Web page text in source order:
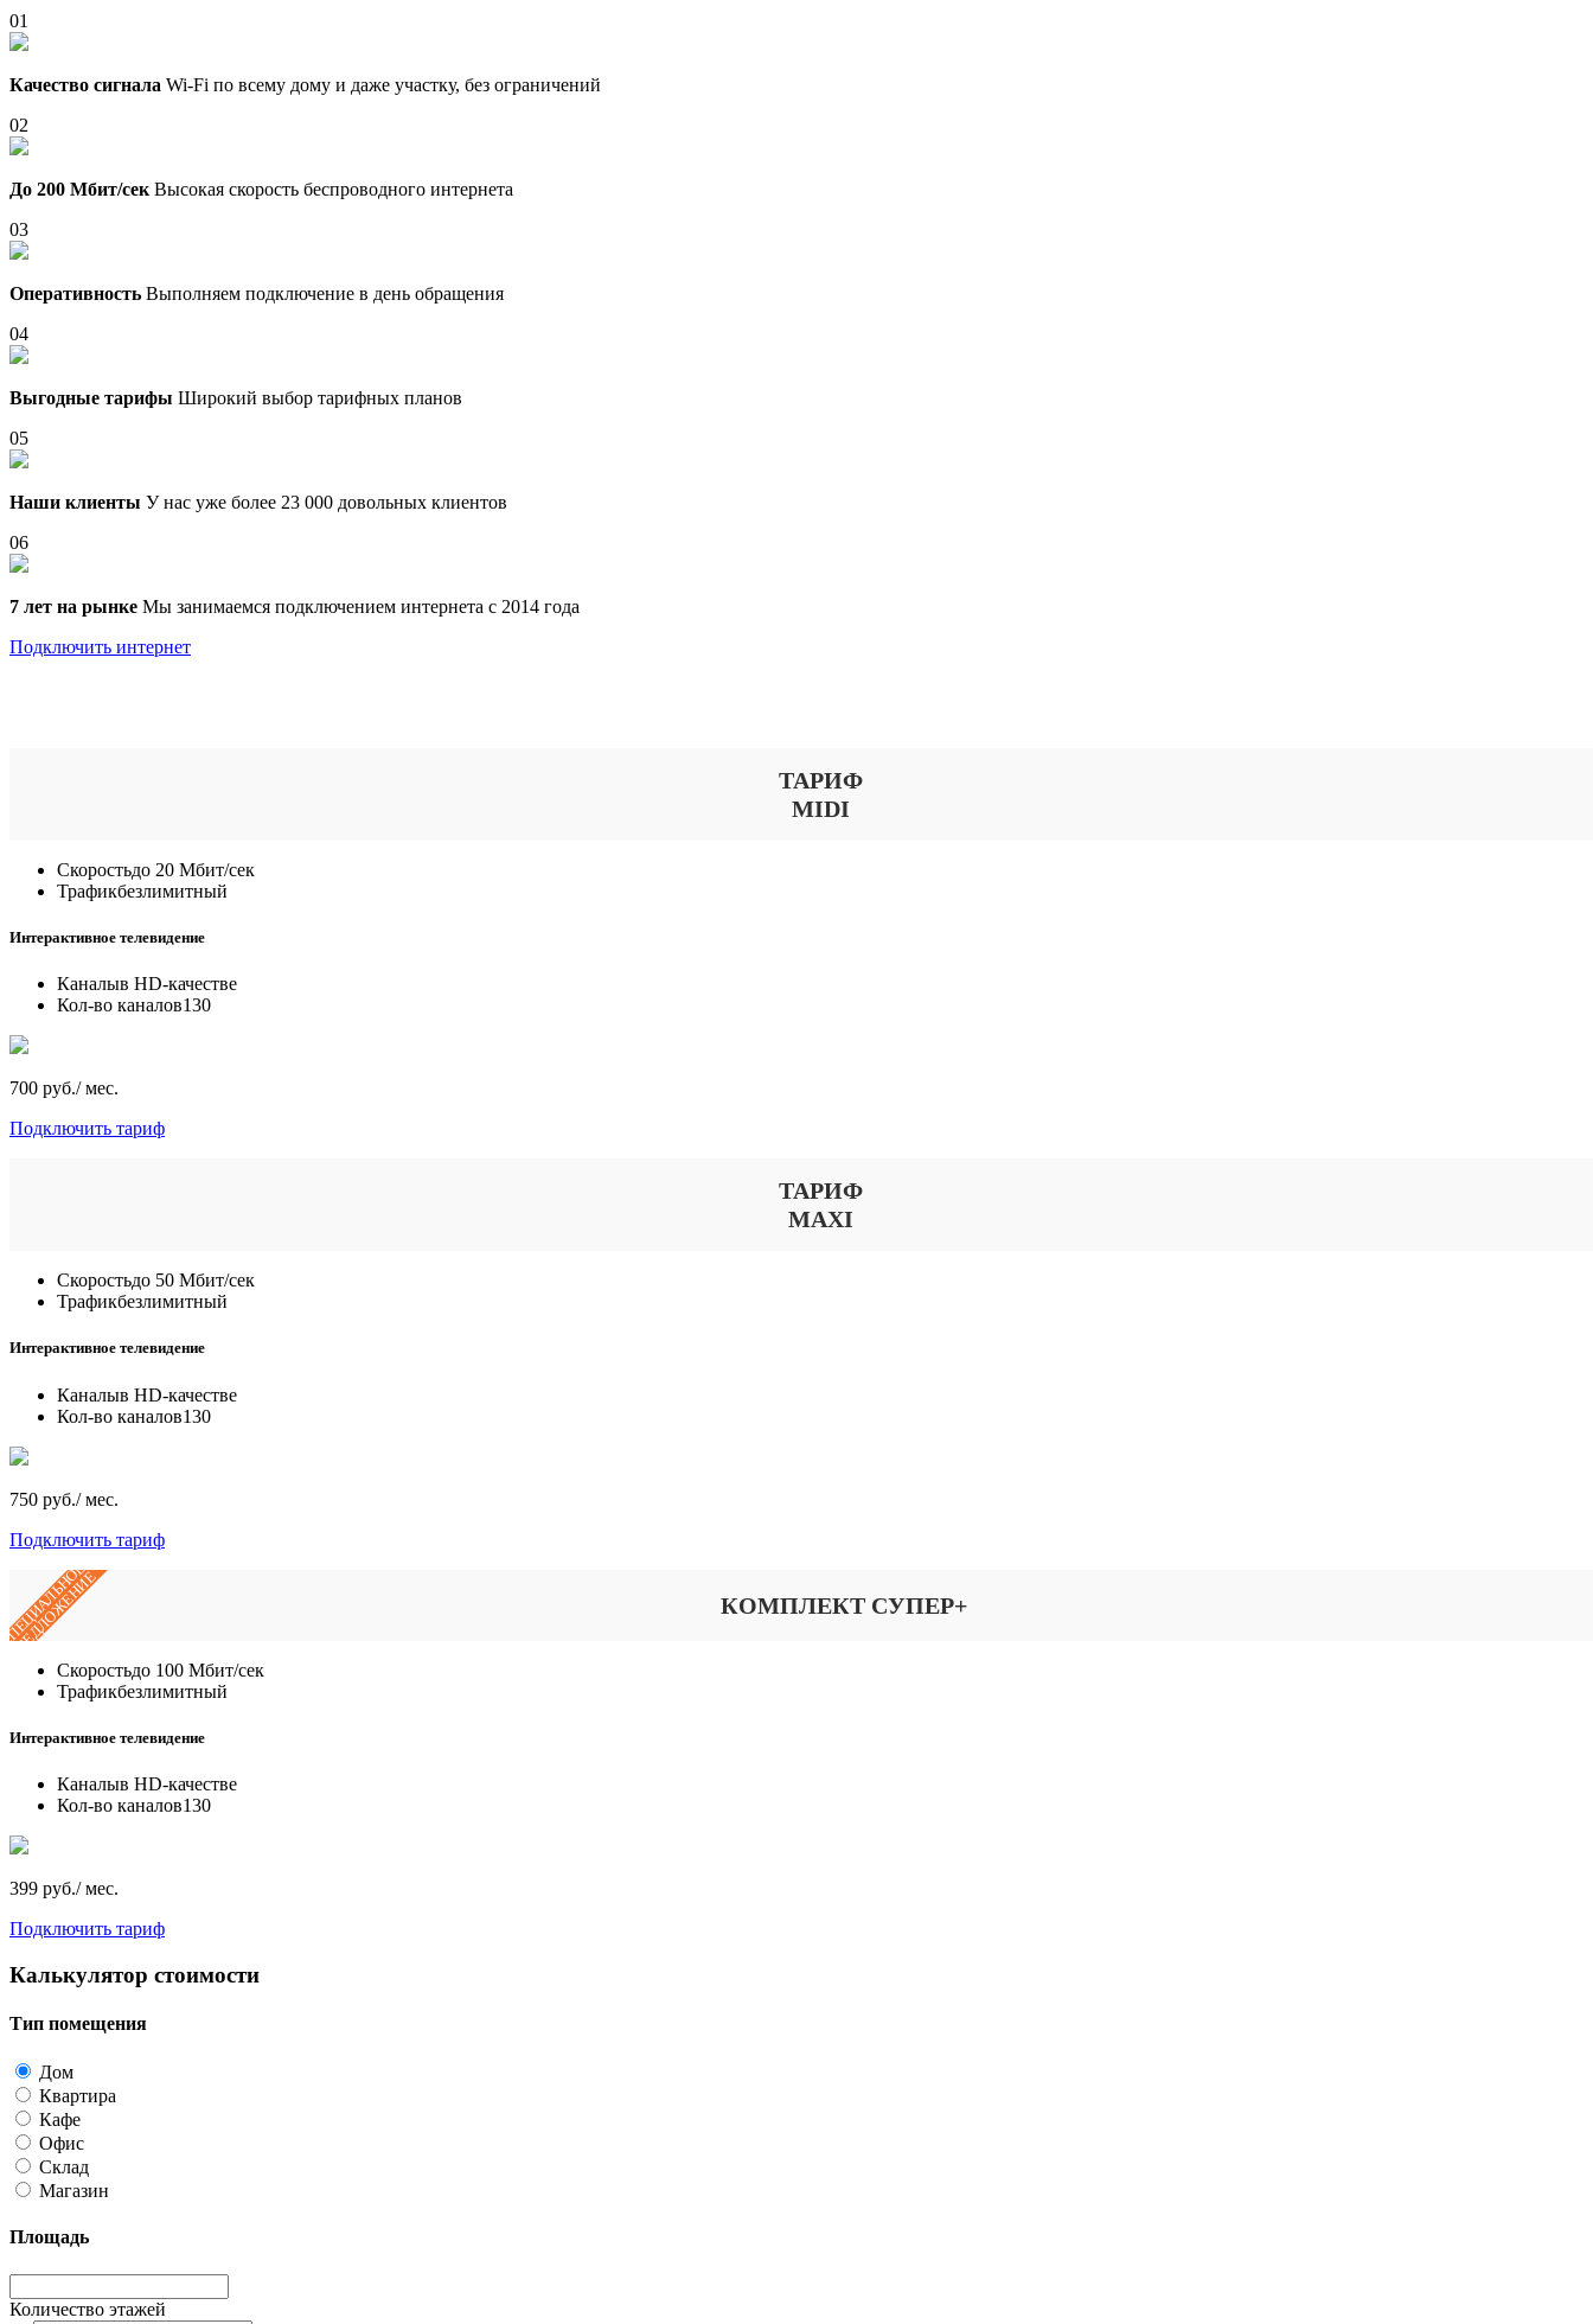
01
Качество сигнала Wi-Fi по всему дому и даже участку, без ограничений
02
До 200 Мбит/сек Высокая скорость беспроводного интернета
03
Оперативность Выполняем подключение в день обращения
04
Выгодные тарифы Широкий выбор тарифных планов
05
Наши клиенты У нас уже более 23 000 довольных клиентов
06
7 лет на рынке Мы занимаемся подключением интернета с 2014 года
Подключить интернет
ТАРИФ
MIDI
Скоростьдо 20 Мбит/сек
Трафикбезлимитный
Интерактивное телевидение
Каналыв HD-качестве
Кол-во каналов130
700 руб./ мес.
Подключить тариф
ТАРИФ
MAXI
Скоростьдо 50 Мбит/сек
Трафикбезлимитный
Интерактивное телевидение
Каналыв HD-качестве
Кол-во каналов130
750 руб./ мес.
Подключить тариф
ПРЕДЛОЖЕНИЕ КОМПЛЕКТ СУПЕР+
Скоростьдо 100 Мбит/сек
Трафикбезлимитный
Интерактивное телевидение
Каналыв HD-качестве
Кол-во каналов130
399 руб./ мес.
Подключить тариф
Калькулятор стоимости
Тип помещения
Дом
Квартира
Кафе
Офис
Склад
Магазин
Площадь
Количество этажей